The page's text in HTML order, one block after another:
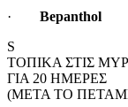
· Bepanthol
S
ΤΟΠΙΚΑ ΣΤΙΣ
ΓΙΑ 20 ΗΜΕΡΕΣ
(ΜΕΤΑ ΤΟ